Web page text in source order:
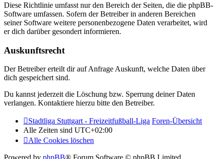
Diese Richtlinie umfasst nur den Bereich der Seiten, die die phpBB-
Software umfassen. Sofern der Betreiber in anderen Bereichen
seiner Software weitere personenbezogene Daten verarbeitet, wird
er dich darüber gesondert informieren.
Auskunftsrecht
Der Betreiber erteilt dir auf Anfrage Auskunft, welche Daten über
dich gespeichert sind.
Du kannst jederzeit die Löschung bzw. Sperrung deiner Daten
verlangen. Kontaktiere hierzu bitte den Betreiber.
Stadtliga Stuttgart - Freizeitfußball-Liga Foren-Übersicht
Alle Zeiten sind UTC+02:00
Alle Cookies löschen